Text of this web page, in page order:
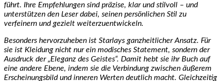
führt. Ihre Empfehlungen sind präzise, klar und stilvoll – und
unterstützen den Leser dabei, seinen persönlichen Stil zu
verfeinern und gezielt weiterzuentwickeln.
Besonders hervorzuheben ist Starlays ganzheitlicher Ansatz. Für
sie ist Kleidung nicht nur ein modisches Statement, sondern der
Ausdruck der „Eleganz des Geistes“. Damit hebt sie ihr Buch auf
eine andere Ebene, indem sie die Verbindung zwischen äußerem
Erscheinungsbild und inneren Werten deutlich macht. Gleichzeitig